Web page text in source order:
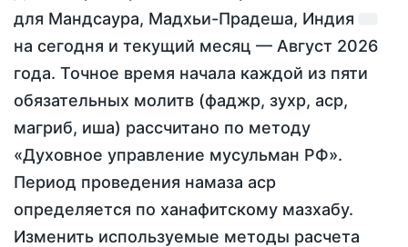
для Мандсаура, Мадхьи-Прадеша, Индия
на сегодня и текущий месяц — Август 2026
года. Точное время начала каждой из пяти
обязательных молитв (фаджр, зухр, аср,
магриб, иша) рассчитано по методу
«Духовное управление мусульман РФ».
Период проведения намаза аср
определяется по ханафитскому мазхабу.
Изменить используемые методы расчета